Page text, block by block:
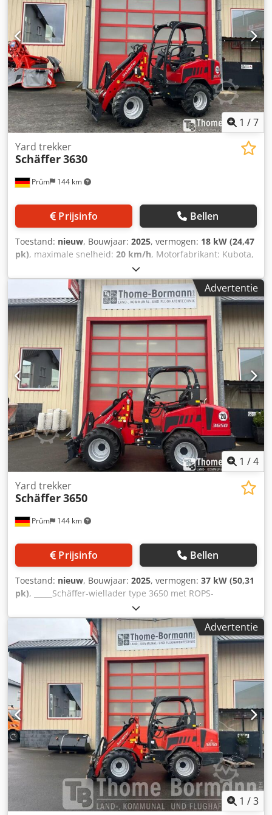
1 /7
Prüm 144 km
Yard trekker
Schäffer3630
Prijsinfo Bellen
Toestand: nieuw, Bouwjaar: 2025, vermogen: 18 kW (24,47
pk), maximale snelheid: 20 km/h, Motorfabrikant: Kubota,
motortype: diesel. Schäffer-wiellader type 3630 met ROPS-
beschermingsframe voor de bestuurder. Kubota-
dieselmotor D1703M-DI, 18 kW = 25 pk. Achtergewicht-
eindplaat, hydraulische gereedschapsvergrendeling,
steunsysteem, hydraulische snelgang 20 km/u. Inclusief
bedieningshandleiding. Extra uitrusting: Koffergewicht 95
kg. Hydraulische aansluitingen, uitgevoerd als
steekkoppelingen. Voorbereiding voor
verlichtingsinstallatie – compleet. Stuurkolom voor
verlichting. Dedpfxszp Anaj Ab Reck Kabels naar achteren
voor achterlichten. Werklampenset LED, 800 lumen (2x
voor en 1x achter). Trekhaak met bout en spanogen.
Standaardbanden: 10.0/75-15.3 AS ET -40. Opnameframe
Euro-WS. Hydraulische vergrendeling. Locatie: null.
Advertentie
1 /4
Prüm 144 km
Yard trekker
Schäffer3650
Prijsinfo Bellen
Toestand: nieuw, Bouwjaar: 2025, vermogen: 37 kW (50,31
pk), _____Schäffer-wiellader type 3650 met ROPS-
beschermingsbeugel voor de bestuurder Kubota-
dieselmotor D1803-CR-T3 Vermogen: 37 kW = 50 pk
Achtergewichtplaat Snelgang 20 km/u Hydraulische
gereedschapsvergrendeling Terugvalbeveiligingssysteem
Inclusief handleiding Dcsdpfxex Evdvo Ab Rjk Speciale
uitrusting: Koffer-gewicht 100 kg Hydraulische
aansluitingen met stekkerverbindingen
Verlichtingsinstallatie TÜV-goedkeuringsrapport voor
werkmachines (zelfrijdend < 25 km/u)
(Verlichtingsinstallatie conform StVZO vereist) Set
werklampen LED 800 lumen (2x voor en 1x achter)
Trekhaak met bout en bevestigingsogen Banden 15.0/55-17
AS, 6-gaats, ET -45 Opnameframe Euro-WS, hydraulische
vergrendeling Locatie: null
Advertentie
1 /3